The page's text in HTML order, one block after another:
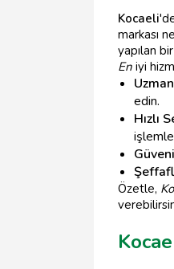
Kocaeli
markası
yapılan bir
En iyi
edin.
Hızlı
Özetle,